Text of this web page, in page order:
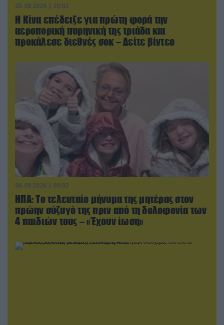
05.08.2026 | 20:02
Η Κίνα επέδειξε για πρώτη φορά την
αεροπορική πυρηνική της τριάδα και
προκάλεσε διεθνές σοκ – Δείτε βίντεο
06.08.2026 | 09:02
ΗΠΑ: Το τελευταίο μήνυμα της μητέρας στον
πρώην σύζυγό της πριν από τη δολοφονία των
4 παιδιών τους – «Έχουν ίωση»